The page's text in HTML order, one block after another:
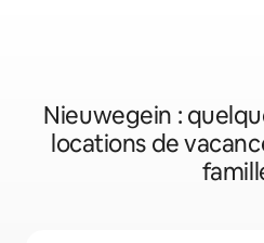
Nieuwegein :
locations de